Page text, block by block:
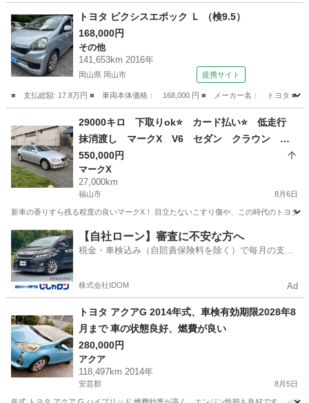
安芸高田市 志和口駅 アクア
トヨタ ピクシスエポック Ｌ （検9.5）
168,000円
その他
141,653km 2016年
岡山県 岡山市 提携サイト
■ 支払総額: 17.8万円 ■ 車両本体価格： 168,000 円 ■ メーカー名： トヨタ
その他
29000キロ 下取りok⭐️ カード払い⭐️ 低走行
抹消渡し マークX V6 セダン クラウン ト
ヨタ
550,000円
マークX
27,000km
福山市 8月6日
新車の香りすら残る程度の良いマークX！ 目立たないこすり傷や、この時代のトヨタ
広島 福山市 マークX
【自社ローン】審査に不安な方へ
税金・車検込み（自賠責保険料を除く）で毎月の支払
株式会社IDOM Ad
トヨタ アクアG 2014年式、車検有効期限2028年8
月まで 車の状態良好、燃費が良い
280,000円
アクア
118,497km 2014年
安芸郡 8月5日